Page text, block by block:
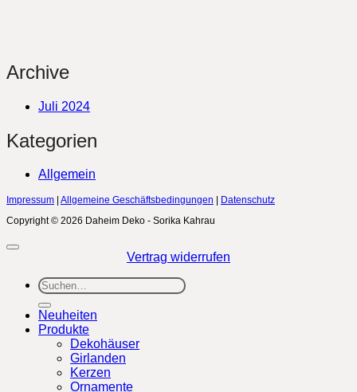
Archive
Juli 2024
Kategorien
Allgemein
Impressum Allgemeine Geschäftsbedingungen
Datenschutz
Copyright © 2026 Daheim Deko - Sorika Kahrau
Vertrag widerrufen
Suchen
nach:
Neuheiten
Produkte
Dekohäuser
Girlanden
Kerzen
Ornamente